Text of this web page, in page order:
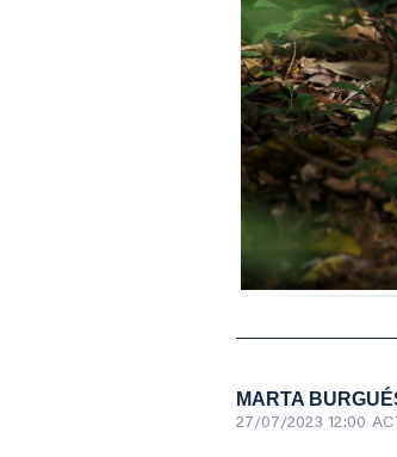
MARTA
27/07/2023 12:00